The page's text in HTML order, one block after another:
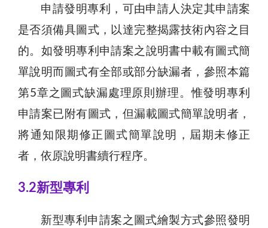
申請發明專利，可由申請人決定其申請案
是否須備具圖式，以達完整揭露技術內容之目
的。如發明專利申請案之說明書中載有圖式簡
單說明而圖式有全部或部分缺漏者，參照本篇
第5章之圖式缺漏處理原則辦理。惟發明專利
申請案已附有圖式，但漏載圖式簡單說明者，
將通知限期修正圖式簡單說明，屆期未修正
者，依原說明書續行程序。
3.2新型專利
新型專利申請案之圖式繪製方式參照發明